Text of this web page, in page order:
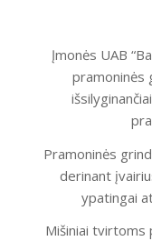
Įmonės UAB
pramoninės
Pramoninės
derinant
ypatingai
Mišiniai tvirtoms